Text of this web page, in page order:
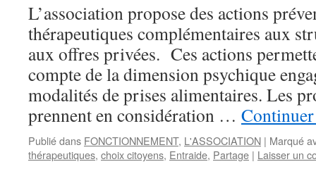
L’association propose des actions
thérapeutiques complémentaires aux
aux offres privées. Ces actions
compte de la dimension psychique
modalités de prises alimentaires. Les
prennent en considération …
Publié dans FONCTIONNEMENT, L'ASSOCIATION | Marqué
thérapeutiques, choix citoyens, Entraide, Partage | Laisser un